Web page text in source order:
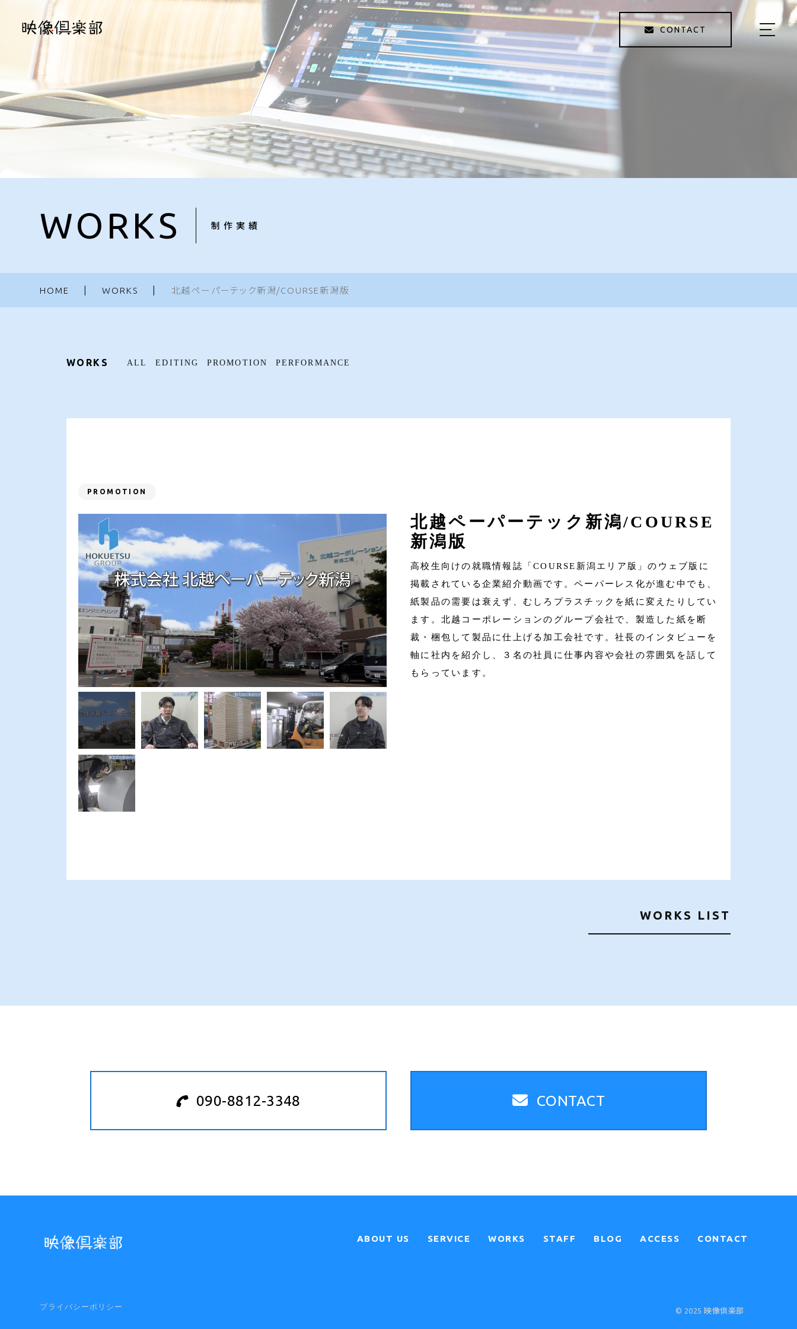
CONTACT
WORKS 制作実績
HOME WORKS 北越ペーパーテック新潟/COURSE新潟版
WORKS ALL EDITING PROMOTION PERFORMANCE
PROMOTION
北越ペーパーテック新潟/COURSE
新潟版
高校生向けの就職情報誌「COURSE新潟エリア版」のウェブ版に
掲載されている企業紹介動画です。ペーパーレス化が進む中でも、
紙製品の需要は衰えず、むしろプラスチックを紙に変えたりしてい
ます。北越コーポレーションのグループ会社で、製造した紙を断
裁・梱包して製品に仕上げる加工会社です。社長のインタビューを
軸に社内を紹介し、３名の社員に仕事内容や会社の雰囲気を話して
もらっています。
WORKS LIST
090-8812-3348 CONTACT
ABOUT US SERVICE WORKS STAFF BLOG ACCESS CONTACT
プライバシーポリシー © 2025 映像倶楽部
ABOUT US
ACCESS